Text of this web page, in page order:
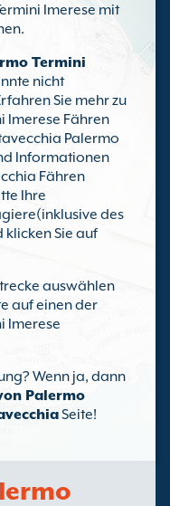
Imerese mit
Termini
nicht
Sie mehr zu
Imerese Fähren
Palermo
Informationen
Fähren
Ihre
des
klicken Sie auf
auswählen
auf einen der
Imerese
Wenn ja, dann
Palermo
Seite!